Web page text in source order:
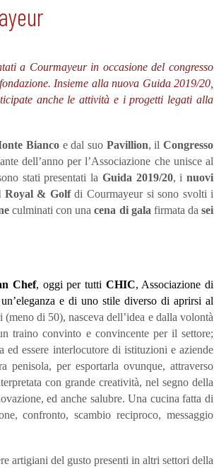
a Courmayeur in occasione del congresso
Insieme alla nuova Guida 2019/20,
anche le attività e i progetti legati alla
Biancoe dal suoPavillion, ilCongresso
dell’anno per l’Associazione che unisce al
stati presentatila Guida 2019/20, inuovi
Royal & Golfdi Courmayeur si sono svolti i
culminati con unacena di gala firmata dasei
Chef, oggi per tutti CHIC, Associazione di
e di uno stile diverso di aprirsi al
di 50), nasceva dell’idea e dalla volontà
traino convinto e convincente per il settore;
ed essere interlocutore di istituzioni e aziende
per esportarla ovunque, attraverso
con grande creatività, nel segno della
ed anche salubre. Una cucina fatta di
confronto, scambio reciproco, messaggio
artigiani del gusto presenti in altri settori della